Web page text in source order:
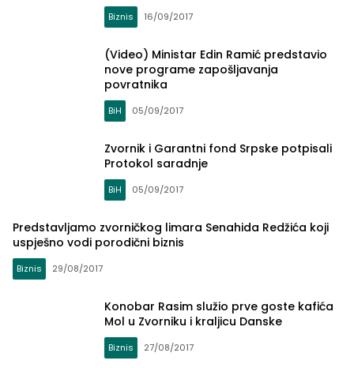
Biznis 16/09/2017
(Video) Ministar Edin Ramić predstavio
nove programe zapošljavanja
povratnika
BiH 05/09/2017
Zvornik i Garantni fond Srpske potpisali
Protokol saradnje
BiH 05/09/2017
Predstavljamo zvorničkog limara Senahida Redžića koji
uspješno vodi porodični biznis
Biznis 29/08/2017
Konobar Rasim služio prve goste kafića
Mol u Zvorniku i kraljicu Danske
Biznis 27/08/2017